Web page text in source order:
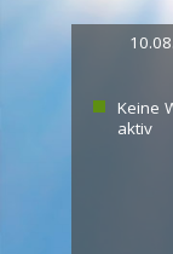
Keine
aktiv